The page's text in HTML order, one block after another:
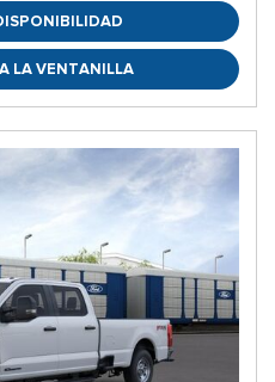
LA VENTANILLA